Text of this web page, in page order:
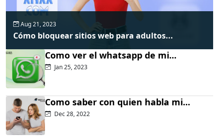
Aug 21, 2023
Cómo bloquear sitios web para adultos...
Como ver el whatsapp de mi...
Jan 25, 2023
Como saber con quien habla mi...
Dec 28, 2022